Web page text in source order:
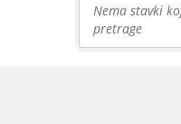
Nema stavki
pretrage